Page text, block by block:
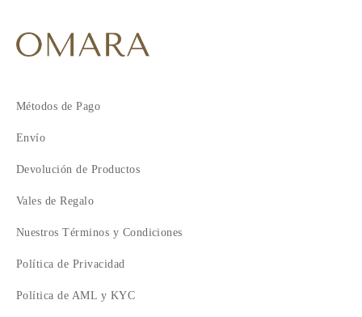
Métodos de Pago
Envío
Devolución de Productos
Vales de Regalo
Nuestros Términos y Condiciones
Política de Privacidad
Política de AML y KYC